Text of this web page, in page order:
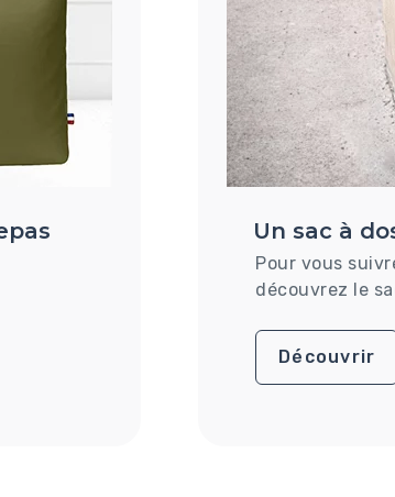
Un sac à
Pour vous
découvrez le
Découvrir